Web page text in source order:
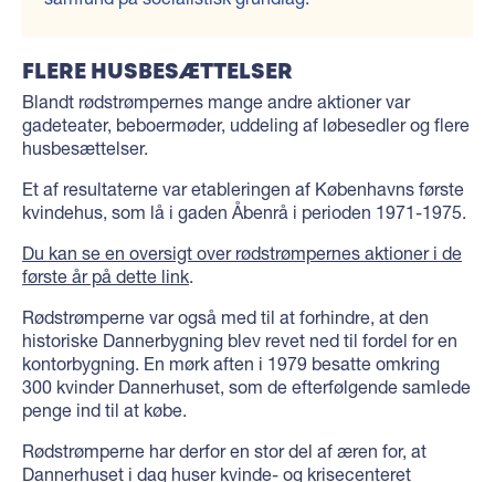
FLERE HUSBESÆTTELSER
Blandt rødstrømpernes mange andre aktioner var
gadeteater, beboermøder, uddeling af løbesedler og flere
husbesættelser.
Et af resultaterne var etableringen af Københavns første
kvindehus, som lå i gaden Åbenrå i perioden 1971-1975.
Du kan se en oversigt over rødstrømpernes aktioner i de
første år på dette link
Rødstrømperne var også med til at forhindre, at den
historiske Dannerbygning blev revet ned til fordel for en
kontorbygning. En mørk aften i 1979 besatte omkring
300 kvinder Dannerhuset, som de efterfølgende samlede
penge ind til at købe.
Rødstrømperne har derfor en stor del af æren for, at
Dannerhuset i dag huser kvinde- og krisecenteret